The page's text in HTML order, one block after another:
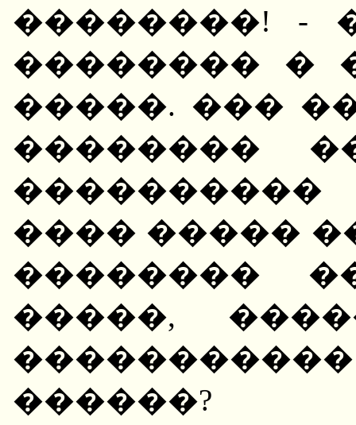
��������! -
�������� �
�����. ���
��������
����������
���� �����
��������
�����,
������?